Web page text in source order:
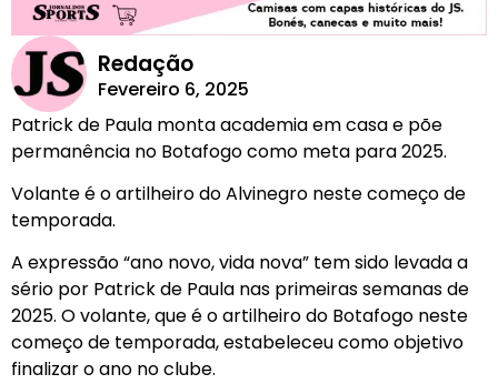
Redação
Fevereiro 6, 2025
Patrick de Paula monta academia em casa e põe
permanência no Botafogo como meta para 2025.
Volante é o artilheiro do Alvinegro neste começo de
temporada.
A expressão “ano novo, vida nova” tem sido levada a
sério por Patrick de Paula nas primeiras semanas de
2025. O volante, que é o artilheiro do Botafogo neste
começo de temporada, estabeleceu como objetivo
finalizar o ano no clube.